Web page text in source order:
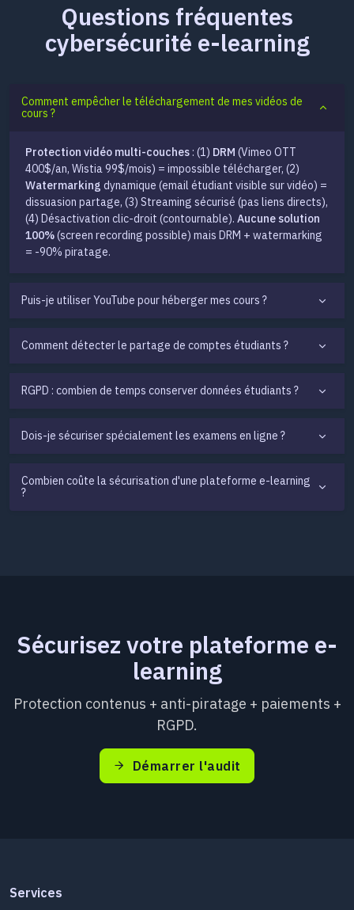
Questions fréquentes
cybersécurité e-learning
Comment empêcher le téléchargement de mes vidéos de
cours ?
Protection vidéo multi-couches : (1) DRM (Vimeo OTT
400$/an, Wistia 99$/mois) = impossible télécharger, (2)
Watermarking dynamique (email étudiant visible sur vidéo) =
dissuasion partage, (3) Streaming sécurisé (pas liens directs),
(4) Désactivation clic-droit (contournable). Aucune solution
100%(screen recording possible) mais DRM + watermarking
= -90% piratage.
Puis-je utiliser YouTube pour héberger mes cours ?
Comment détecter le partage de comptes étudiants ?
RGPD : combien de temps conserver données étudiants ?
Dois-je sécuriser spécialement les examens en ligne ?
Combien coûte la sécurisation d'une plateforme e-learning
?
Sécurisez votre plateforme e-
learning
Protection contenus + anti-piratage + paiements +
RGPD.
Démarrer l'audit
Services